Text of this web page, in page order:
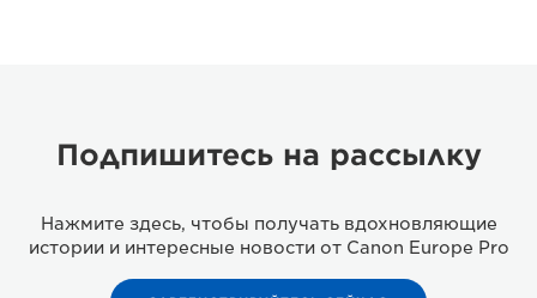
Подпишитесь на рассылку
Нажмите здесь, чтобы получать вдохновляющие
истории и интересные новости от Canon Europe Pro